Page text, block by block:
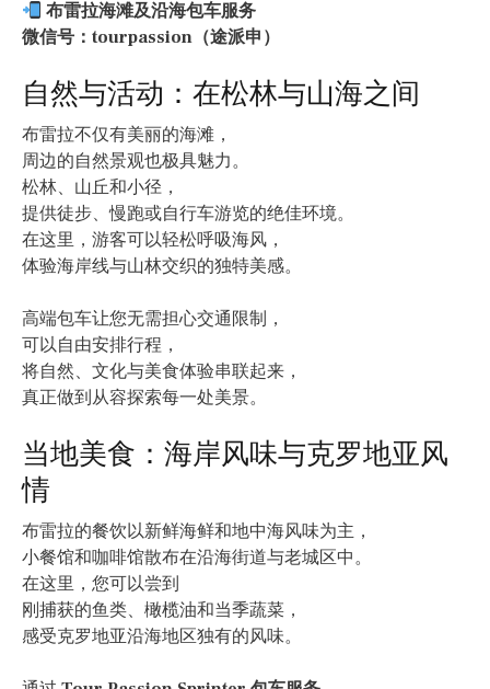
布雷拉海滩及沿海包车服务
微信号：tourpassion（途派申）
自然与活动：在松林与山海之间
布雷拉不仅有美丽的海滩，
周边的自然景观也极具魅力。
松林、山丘和小径，
提供徒步、慢跑或自行车游览的绝佳环境。
在这里，游客可以轻松呼吸海风，
体验海岸线与山林交织的独特美感。
高端包车让您无需担心交通限制，
可以自由安排行程，
将自然、文化与美食体验串联起来，
真正做到从容探索每一处美景。
当地美食：海岸风味与克罗地亚风
情
布雷拉的餐饮以新鲜海鲜和地中海风味为主，
小餐馆和咖啡馆散布在沿海街道与老城区中。
在这里，您可以尝到
刚捕获的鱼类、橄榄油和当季蔬菜，
感受克罗地亚沿海地区独有的风味。